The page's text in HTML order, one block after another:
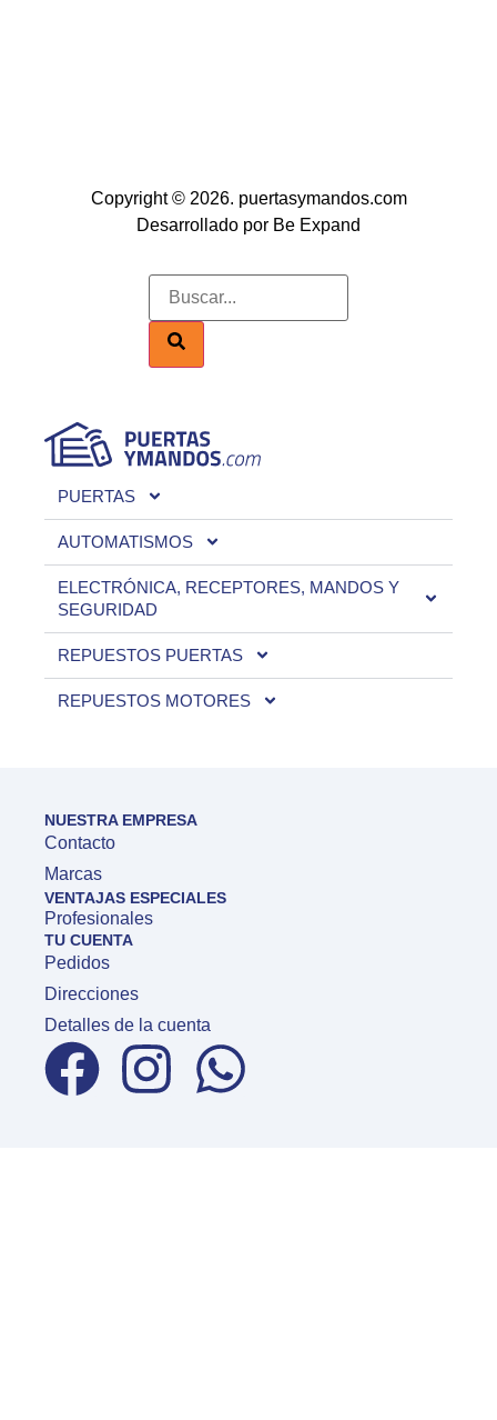
Copyright © 2026. puertasymandos.com
Desarrollado por Be Expand
PUERTAS
AUTOMATISMOS
ELECTRÓNICA, RECEPTORES, MANDOS Y
SEGURIDAD
REPUESTOS PUERTAS
REPUESTOS MOTORES
NUESTRA EMPRESA
Contacto
Marcas
VENTAJAS ESPECIALES
Profesionales
TU CUENTA
Pedidos
Direcciones
Detalles de la cuenta